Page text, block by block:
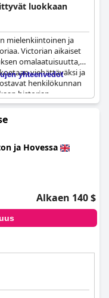
luokkaan
mielenkiintoinen ja
Victorian aikaiset
omalaatuisuutta,
viehättäväksi ja
henkilökunnan
historian
siinä on suuri
on tilava ja tyylikäs,
viehätys on edelleen
hissejä, mutta se vain
piirteitä.
yhteenvedot
ja Hovessa
Alkaen 140 $